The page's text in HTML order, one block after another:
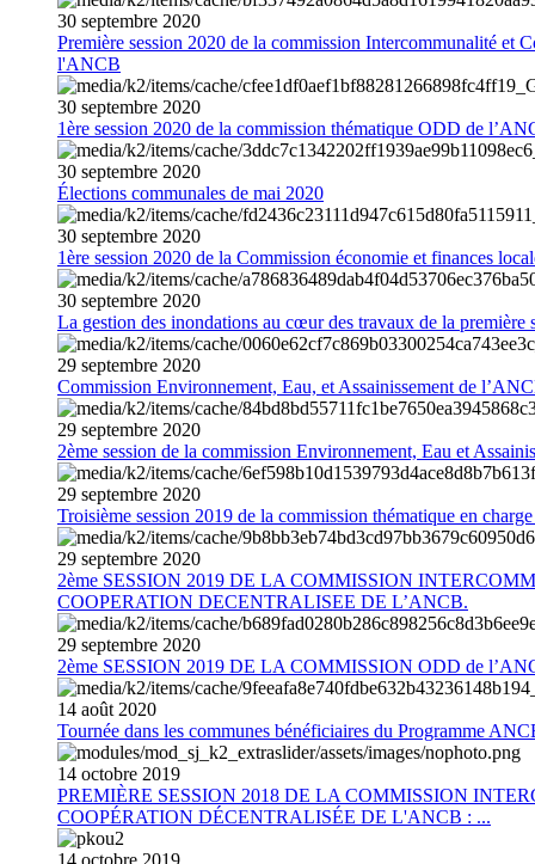
30 septembre 2020
Première session 2020 de la commission Intercommunalité et
l'ANCB
30 septembre 2020
1ère session 2020 de la commission thématique ODD de
30 septembre 2020
Élections communales de mai 2020
30 septembre 2020
1ère session 2020 de la Commission économie et finances
30 septembre 2020
La gestion des inondations au cœur des travaux de la première
29 septembre 2020
Commission Environnement, Eau, et Assainissement de
29 septembre 2020
2ème session de la commission Environnement, Eau et
29 septembre 2020
Troisième session 2019 de la commission thématique en
29 septembre 2020
2ème SESSION 2019 DE LA COMMISSION
COOPERATION DECENTRALISEE DE L’ANCB.
29 septembre 2020
2ème SESSION 2019 DE LA COMMISSION ODD de
14 août 2020
Tournée dans les communes bénéficiaires du Programme
14 octobre 2019
PREMIÈRE SESSION 2018 DE LA COMMISSION
COOPÉRATION DÉCENTRALISÉE DE L'ANCB : ...
14 octobre 2019